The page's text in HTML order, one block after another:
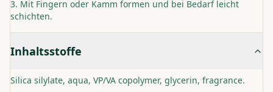
Mit Fingern oder Kamm formen und bei Bedarf leicht
schichten.
Inhaltsstoffe
Silica silylate, aqua, VP/VA copolymer, glycerin, fragrance.